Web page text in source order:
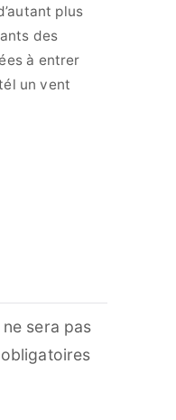
plus
des
à entrer
un vent
sera pas